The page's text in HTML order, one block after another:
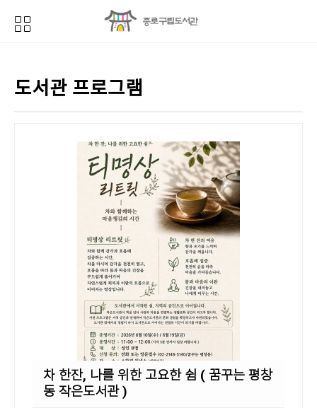
도서관 프로그램
차 한잔, 나를 위한 고요한 쉼 ( 꿈꾸는 평창
동 작은도서관 )